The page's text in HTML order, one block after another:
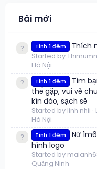
Bài mới
Tình 1 đêm Thích
Started by
Hà Nội
Tình 1 đêm
Tìm
thể gặp, vui vẻ
kín đáo, sạch sẽ
Started by linh nhii
Hà Nội
Tình 1 đêm
Nữ
hình logo
Started by
Quảng Ninh